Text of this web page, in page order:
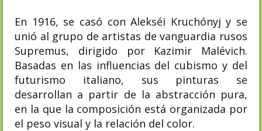
En 1916, se casó con Alekséi Kruchónyj y se
unió al grupo de artistas de vanguardia rusos
Supremus, dirigido por Kazimir Malévich.
Basadas en las influencias del cubismo y del
futurismo italiano, sus pinturas se
desarrollan a partir de la abstracción pura,
en la que la composición está organizada por
el peso visual y la relación del color.